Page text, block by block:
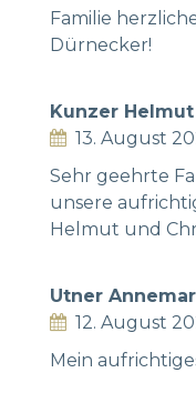
Familie
Dürnecker!
Kunzer
13. August
Sehr geehrte
unsere
Helmut und
Utner
12. August
Mein